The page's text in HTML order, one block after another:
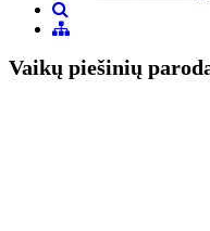
Vaikų piešinių